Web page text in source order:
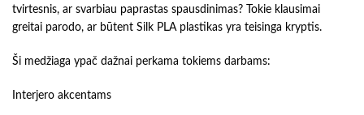
tvirtesnis, ar svarbiau paprastas spausdinimas? Tokie klausimai
greitai parodo, ar būtent Silk PLA plastikas yra teisinga kryptis.
Ši medžiaga ypač dažnai perkama tokiems darbams:
Interjero akcentams